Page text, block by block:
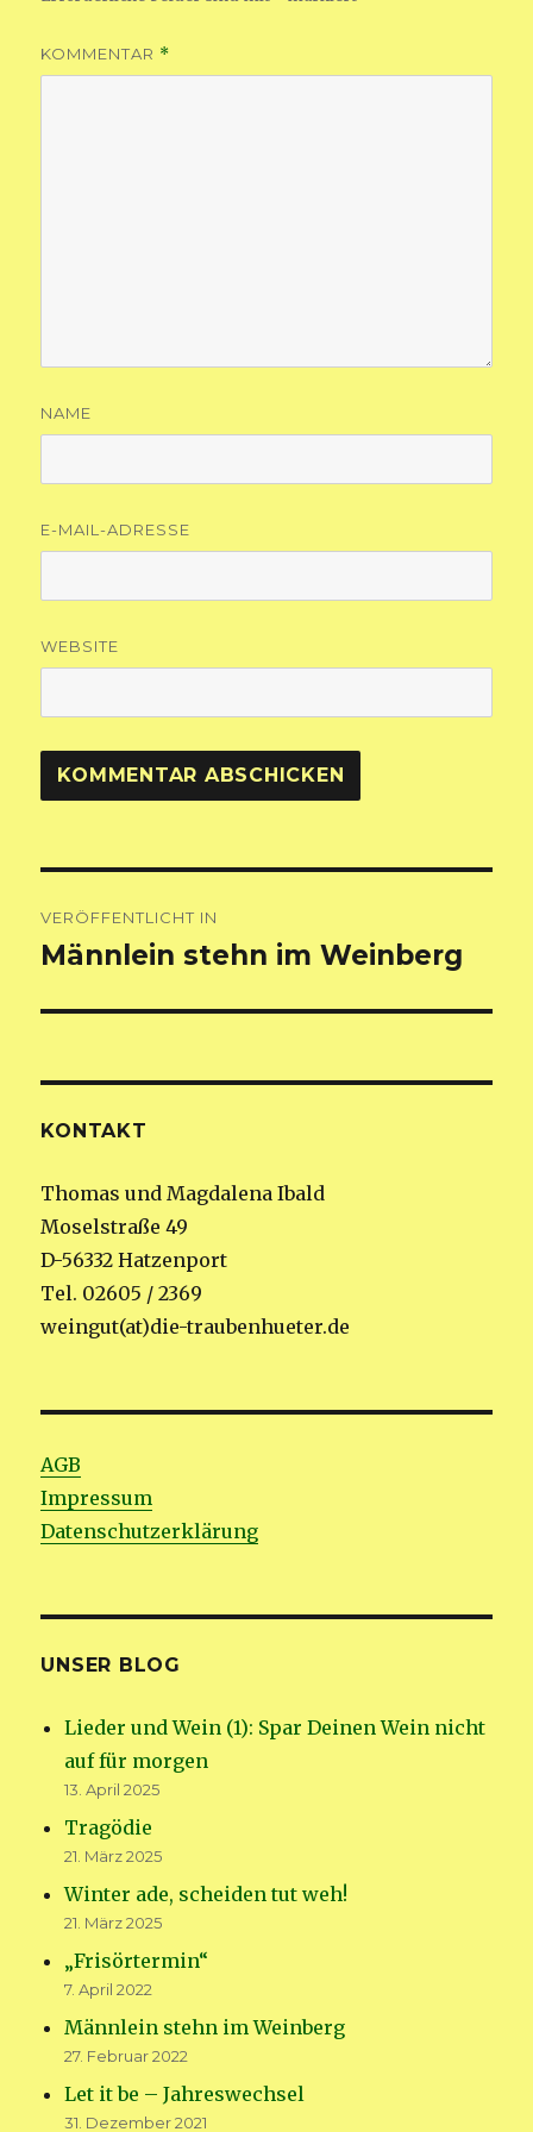
KOMMENTAR *
NAME
E-MAIL-ADRESSE
WEBSITE
VERÖFFENTLICHT IN
Männlein stehn im Weinberg
KONTAKT
Thomas und Magdalena Ibald
Moselstraße 49
D-56332 Hatzenport
Tel. 02605 / 2369
weingut(at)die-traubenhueter.de
AGB
Impressum
Datenschutzerklärung
UNSER BLOG
Lieder und Wein (1): Spar Deinen Wein nicht
auf für morgen
13. April 2025
Tragödie
21. März 2025
Winter ade, scheiden tut weh!
21. März 2025
„Frisörtermin“
7. April 2022
Männlein stehn im Weinberg
27. Februar 2022
Let it be – Jahreswechsel
31. Dezember 2021